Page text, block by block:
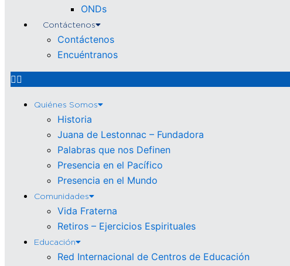
ONDs
Contáctenos
Contáctenos
Encuéntranos
Quiénes Somos
Historia
Juana de Lestonnac – Fundadora
Palabras que nos Definen
Presencia en el Pacífico
Presencia en el Mundo
Comunidades
Vida Fraterna
Retiros – Ejercicios Espirituales
Educación
Red Internacional de Centros de Educación